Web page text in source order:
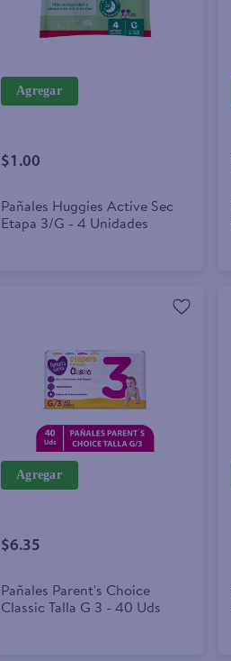
Agregar
$1.00
Pañales Huggies Active Sec
Etapa 3/G - 4 Unidades
Agregar
$6.35
Pañales Parent's Choice
Classic Talla G 3 - 40 Uds